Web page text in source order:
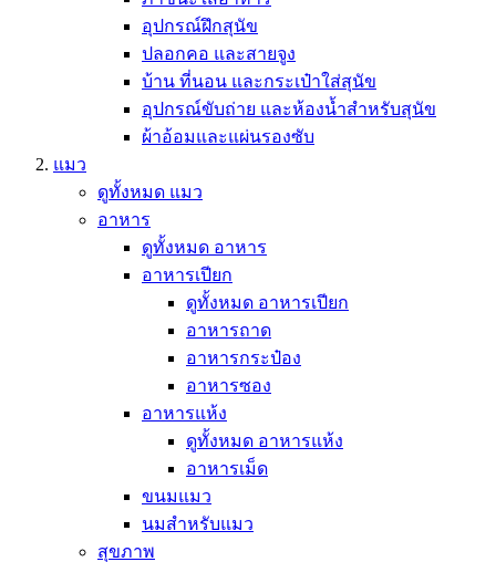
อุปกรณ์ฝึกสุนัข
ปลอกคอ และสายจูง
บ้าน ที่นอน และกระเป๋าใส่สุนัข
อุปกรณ์ขับถ่าย และห้องน้ำสำหรับสุนัข
ผ้าอ้อมและแผ่นรองซับ
แมว
ดูทั้งหมด แมว
อาหาร
ดูทั้งหมด อาหาร
อาหารเปียก
ดูทั้งหมด อาหารเปียก
อาหารถาด
อาหารกระป๋อง
อาหารซอง
อาหารแห้ง
ดูทั้งหมด อาหารแห้ง
อาหารเม็ด
ขนมแมว
นมสำหรับแมว
สุขภาพ